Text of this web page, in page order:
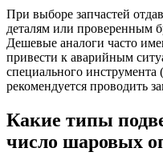
При выборе запчастей
деталям или проверенным
Дешевые аналоги часто
привести к аварийным
специального
рекомендуется проводить
Какие типы
число шаровых